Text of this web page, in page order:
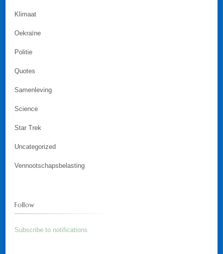
Klimaat
Oekraïne
Politie
Quotes
Samenleving
Science
Star Trek
Uncategorized
Vennootschapsbelasting
Follow
Subscribe to notifications